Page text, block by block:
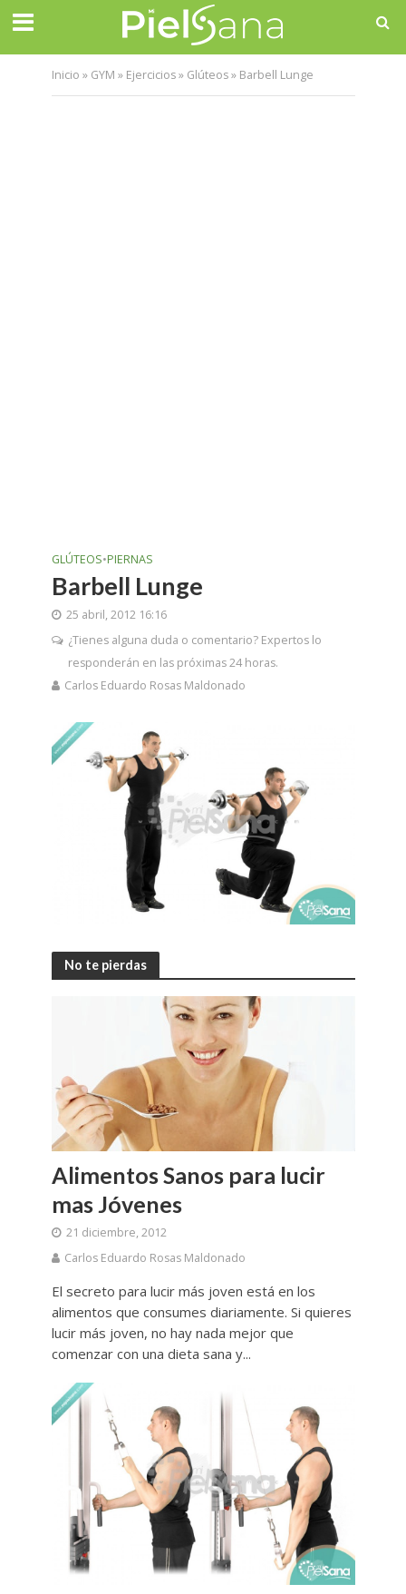
Inicio » GYM » Ejercicios» Glúteos» Barbell Lunge
GLÚTEOS•PIERNAS
Barbell Lunge
25 abril, 2012 16:16
¿Tienes alguna duda o comentario? Expertos lo
responderán en las próximas 24 horas.
Carlos Eduardo Rosas Maldonado
No te pierdas
Alimentos Sanos para lucir
mas Jóvenes
21 diciembre, 2012
Carlos Eduardo Rosas Maldonado
El secreto para lucir más joven está en los
alimentos que consumes diariamente. Si quieres
lucir más joven, no hay nada mejor que
comenzar con una dieta sana y...